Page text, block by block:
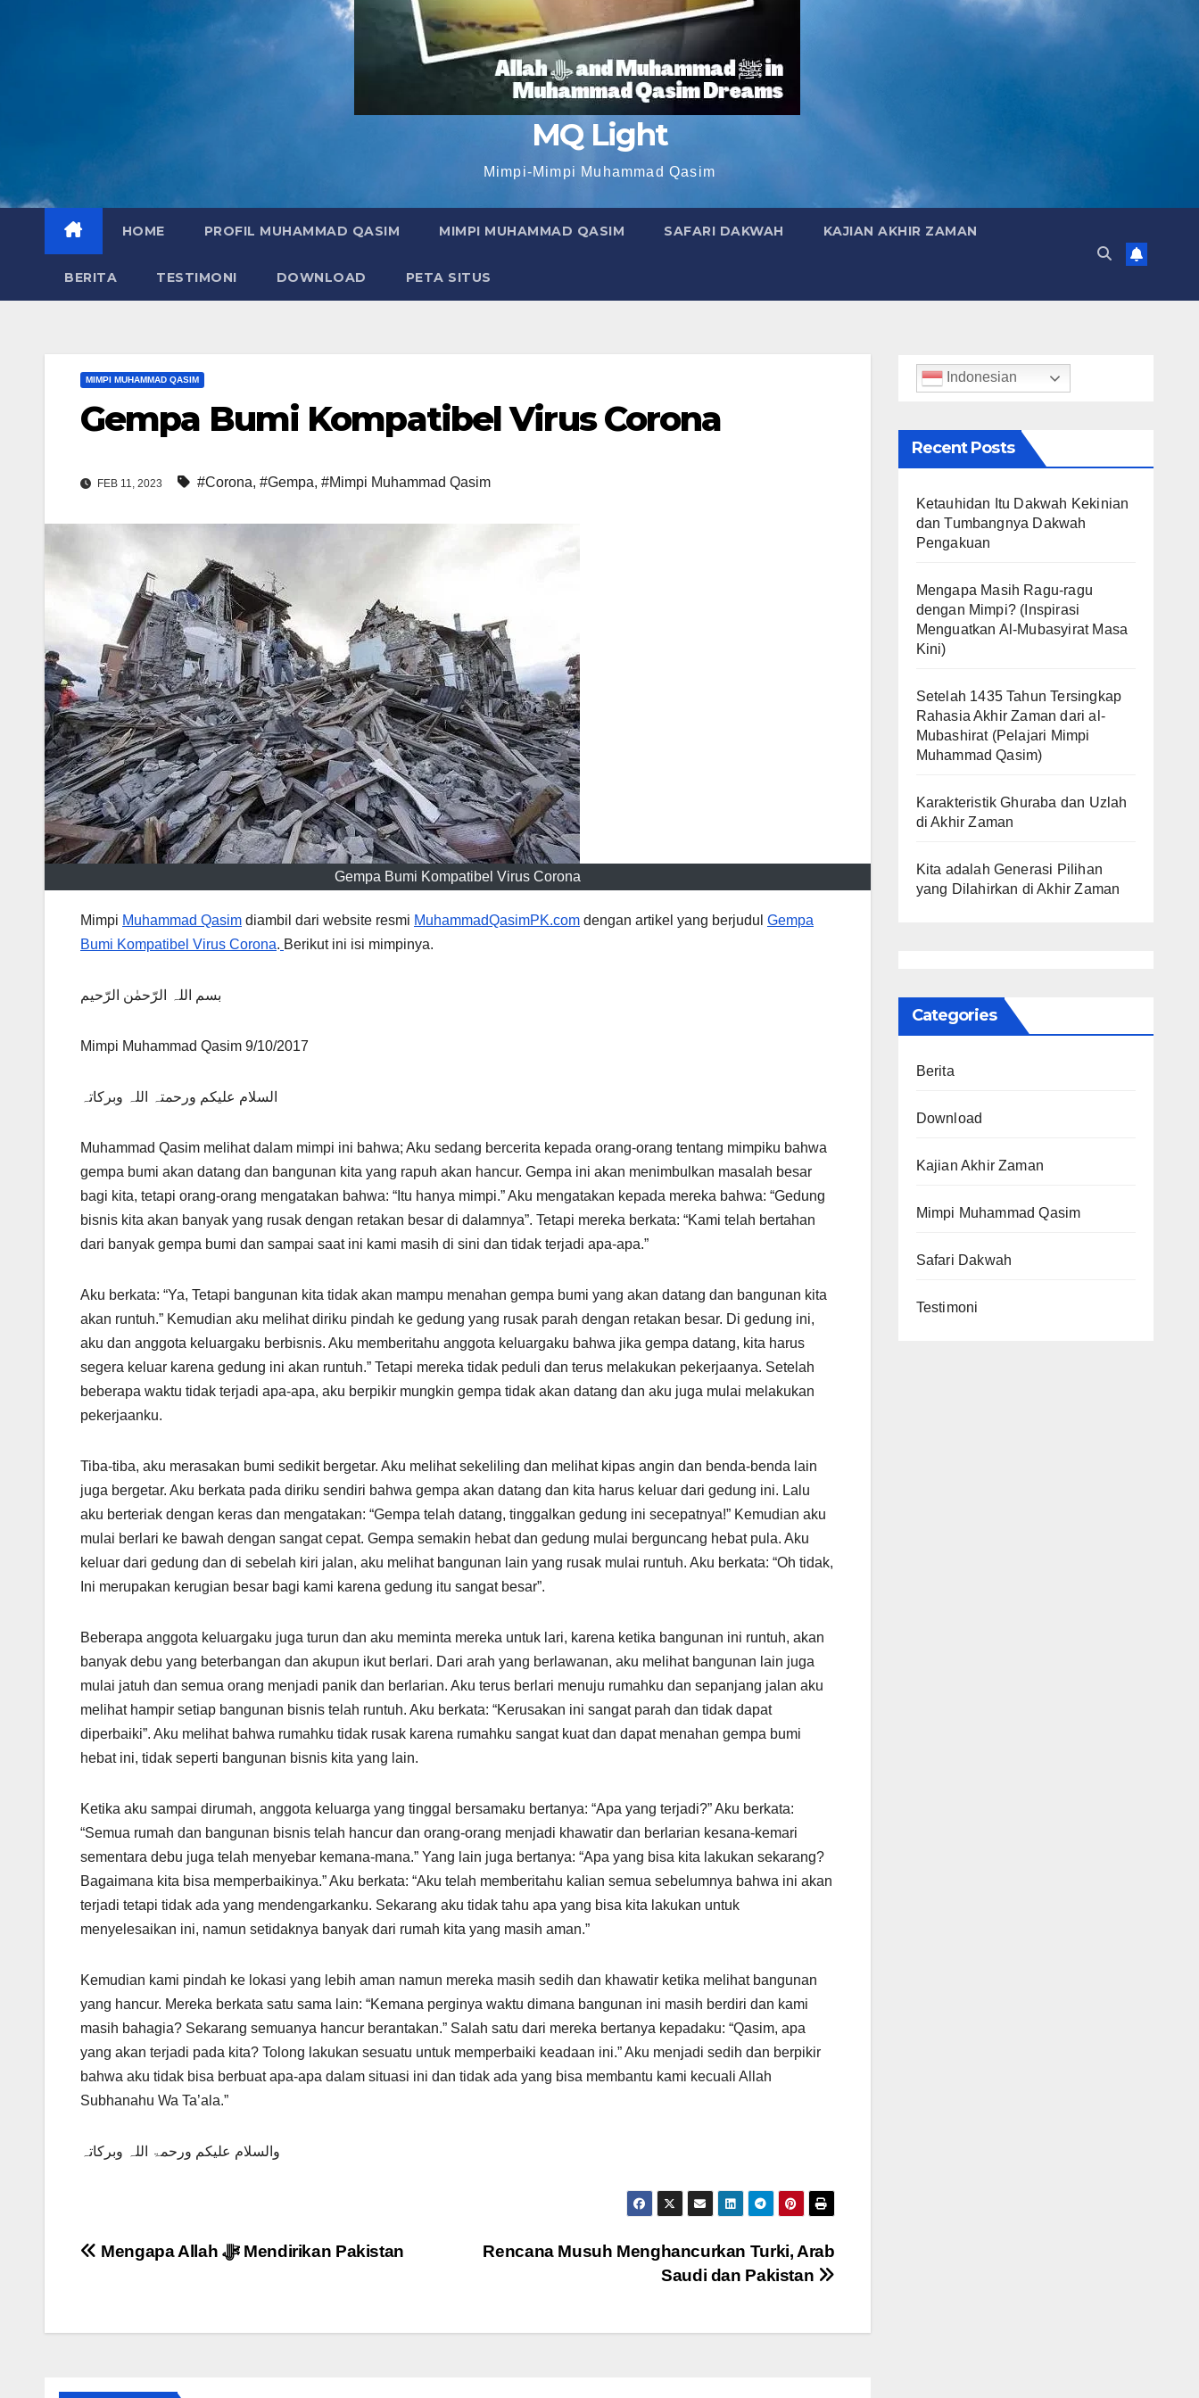
MQ Light
Mimpi-Mimpi Muhammad Qasim
HOME PROFIL MUHAMMAD QASIM MIMPI MUHAMMAD QASIM SAFARI DAKWAH KAJIAN AKHIR ZAMAN
BERITA TESTIMONI DOWNLOAD PETA SITUS
MIMPI MUHAMMAD QASIM
Gempa Bumi Kompatibel Virus Corona
FEB 11, 2023 #Corona, #Gempa, #Mimpi Muhammad Qasim
Gempa Bumi Kompatibel Virus Corona
Mimpi Muhammad Qasim diambil dari website resmi MuhammadQasimPK.com dengan artikel yang berjudul Gempa
Bumi Kompatibel Virus Corona. Berikut ini isi mimpinya.
بسم اللہ الرّحمٰن الرّحیم
Mimpi Muhammad Qasim 9/10/2017
السلام علیکم ورحمتہ اللہ وبرکاتہ
Muhammad Qasim melihat dalam mimpi ini bahwa; Aku sedang bercerita kepada orang-orang tentang mimpiku bahwa
gempa bumi akan datang dan bangunan kita yang rapuh akan hancur. Gempa ini akan menimbulkan masalah besar
bagi kita, tetapi orang-orang mengatakan bahwa: “Itu hanya mimpi.” Aku mengatakan kepada mereka bahwa: “Gedung
bisnis kita akan banyak yang rusak dengan retakan besar di dalamnya”. Tetapi mereka berkata: “Kami telah bertahan
dari banyak gempa bumi dan sampai saat ini kami masih di sini dan tidak terjadi apa-apa.”
Aku berkata: “Ya, Tetapi bangunan kita tidak akan mampu menahan gempa bumi yang akan datang dan bangunan kita
akan runtuh.” Kemudian aku melihat diriku pindah ke gedung yang rusak parah dengan retakan besar. Di gedung ini,
aku dan anggota keluargaku berbisnis. Aku memberitahu anggota keluargaku bahwa jika gempa datang, kita harus
segera keluar karena gedung ini akan runtuh.” Tetapi mereka tidak peduli dan terus melakukan pekerjaanya. Setelah
beberapa waktu tidak terjadi apa-apa, aku berpikir mungkin gempa tidak akan datang dan aku juga mulai melakukan
pekerjaanku.
Tiba-tiba, aku merasakan bumi sedikit bergetar. Aku melihat sekeliling dan melihat kipas angin dan benda-benda lain
juga bergetar. Aku berkata pada diriku sendiri bahwa gempa akan datang dan kita harus keluar dari gedung ini. Lalu
aku berteriak dengan keras dan mengatakan: “Gempa telah datang, tinggalkan gedung ini secepatnya!” Kemudian aku
mulai berlari ke bawah dengan sangat cepat. Gempa semakin hebat dan gedung mulai berguncang hebat pula. Aku
keluar dari gedung dan di sebelah kiri jalan, aku melihat bangunan lain yang rusak mulai runtuh. Aku berkata: “Oh tidak,
Ini merupakan kerugian besar bagi kami karena gedung itu sangat besar”.
Beberapa anggota keluargaku juga turun dan aku meminta mereka untuk lari, karena ketika bangunan ini runtuh, akan
banyak debu yang beterbangan dan akupun ikut berlari. Dari arah yang berlawanan, aku melihat bangunan lain juga
mulai jatuh dan semua orang menjadi panik dan berlarian. Aku terus berlari menuju rumahku dan sepanjang jalan aku
melihat hampir setiap bangunan bisnis telah runtuh. Aku berkata: “Kerusakan ini sangat parah dan tidak dapat
diperbaiki”. Aku melihat bahwa rumahku tidak rusak karena rumahku sangat kuat dan dapat menahan gempa bumi
hebat ini, tidak seperti bangunan bisnis kita yang lain.
Ketika aku sampai dirumah, anggota keluarga yang tinggal bersamaku bertanya: “Apa yang terjadi?” Aku berkata:
“Semua rumah dan bangunan bisnis telah hancur dan orang-orang menjadi khawatir dan berlarian kesana-kemari
sementara debu juga telah menyebar kemana-mana.” Yang lain juga bertanya: “Apa yang bisa kita lakukan sekarang?
Bagaimana kita bisa memperbaikinya.” Aku berkata: “Aku telah memberitahu kalian semua sebelumnya bahwa ini akan
terjadi tetapi tidak ada yang mendengarkanku. Sekarang aku tidak tahu apa yang bisa kita lakukan untuk
menyelesaikan ini, namun setidaknya banyak dari rumah kita yang masih aman.”
Kemudian kami pindah ke lokasi yang lebih aman namun mereka masih sedih dan khawatir ketika melihat bangunan
yang hancur. Mereka berkata satu sama lain: “Kemana perginya waktu dimana bangunan ini masih berdiri dan kami
masih bahagia? Sekarang semuanya hancur berantakan.” Salah satu dari mereka bertanya kepadaku: “Qasim, apa
yang akan terjadi pada kita? Tolong lakukan sesuatu untuk memperbaiki keadaan ini.” Aku menjadi sedih dan berpikir
bahwa aku tidak bisa berbuat apa-apa dalam situasi ini dan tidak ada yang bisa membantu kami kecuali Allah
Subhanahu Wa Ta’ala.”
والسلام علیکم ورحمۃ اللہ وبرکاتہ
Post
Rencana Musuh Menghancurkan Turki, Arab
Saudi dan Pakistan
Mengapa Allah ﷻ Mendirikan Pakistan
Indonesian
Recent Posts
Ketauhidan Itu Dakwah Kekinian
dan Tumbangnya Dakwah
Pengakuan
Mengapa Masih Ragu-ragu
dengan Mimpi? (Inspirasi
Menguatkan Al-Mubasyirat Masa
Kini)
Setelah 1435 Tahun Tersingkap
Rahasia Akhir Zaman dari al-
Mubashirat (Pelajari Mimpi
Muhammad Qasim)
Karakteristik Ghuraba dan Uzlah
di Akhir Zaman
Kita adalah Generasi Pilihan
yang Dilahirkan di Akhir Zaman
Categories
Berita
Download
Kajian Akhir Zaman
Mimpi Muhammad Qasim
Safari Dakwah
Testimoni